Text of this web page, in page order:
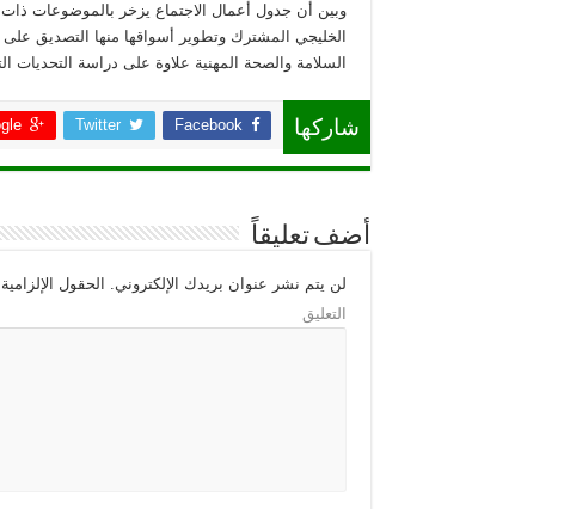
وبين أن جدول أعمال الاجتماع يزخر بالموضوعات
الخليجي المشترك وتطوير أسواقها منها التصديق على
السلامة والصحة المهنية علاوة على دراسة التحديات
شاركها Facebook
Twitter
+
أضف تعليقاً
لن يتم نشر عنوان بريدك الإلكتروني. الحقول
التعليق